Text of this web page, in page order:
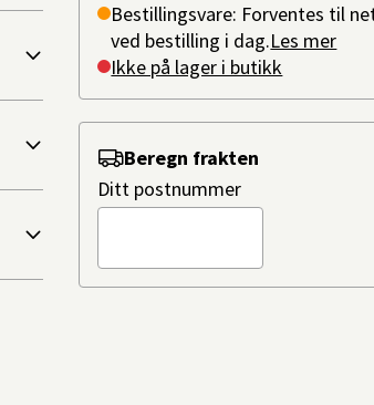
Bestillingsvare: Forventes til
ved bestilling i dag.Les mer
Ikke på lager i butikk
Beregn frakten
Ditt postnummer